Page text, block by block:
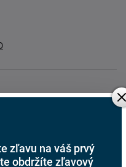
zľavu na váš prvý
obdržíte zľavový